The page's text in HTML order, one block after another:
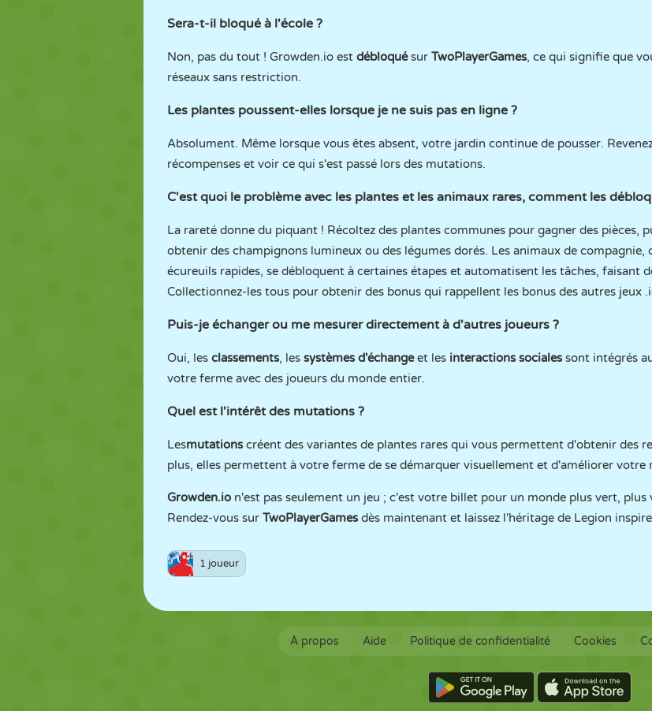
Sera-t-il bloqué à l'école ?
Non, pas du tout ! Growden.io est débloquésur TwoPlayerGames, ce qui signifie que
réseaux sans restriction.
Les plantes poussent-elles lorsque je ne suis pas en ligne ?
Absolument. Même lorsque vous êtes absent, votre jardin continue de pousser.
récompenses et voir ce qui s'est passé lors des mutations.
C'est quoi le problème avec les plantes et les animaux rares, comment les
La rareté donne du piquant ! Récoltez des plantes communes pour gagner des pièces,
obtenir des champignons lumineux ou des légumes dorés. Les animaux de compagnie,
écureuils rapides, se débloquent à certaines étapes et automatisent les tâches, faisant
Collectionnez-les tous pour obtenir des bonus qui rappellent les bonus des autres jeux
Puis-je échanger ou me mesurer directement à d'autres joueurs ?
Oui, les classements, les systèmes d'échangeet les interactions socialessont intégrés
votre ferme avec des joueurs du monde entier.
Quel est l'intérêt des mutations ?
Lesmutationscréent des variantes de plantes rares qui vous permettent d'obtenir des
plus, elles permettent à votre ferme de se démarquer visuellement et d'améliorer votre
Growden.io n'est pas seulement un jeu ; c'est votre billet pour un monde plus vert,
Rendez-vous sur TwoPlayerGamesdès maintenant et laissez l'héritage de Legion
1 joueur
À propos Aide Politique de confidentialité Cookies